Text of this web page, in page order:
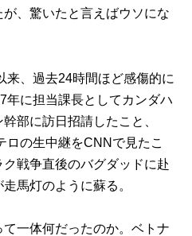
、驚いたと言えばウソにな
来、過去24時間ほど感傷的に
年に担当課長としてカンダハ
部に訪日招請したこと、
ロの生中継をCNNで見たこ
戦争直後のバグダッドに赴
馬灯のように蘇る。
一体何だったのか。ベトナ